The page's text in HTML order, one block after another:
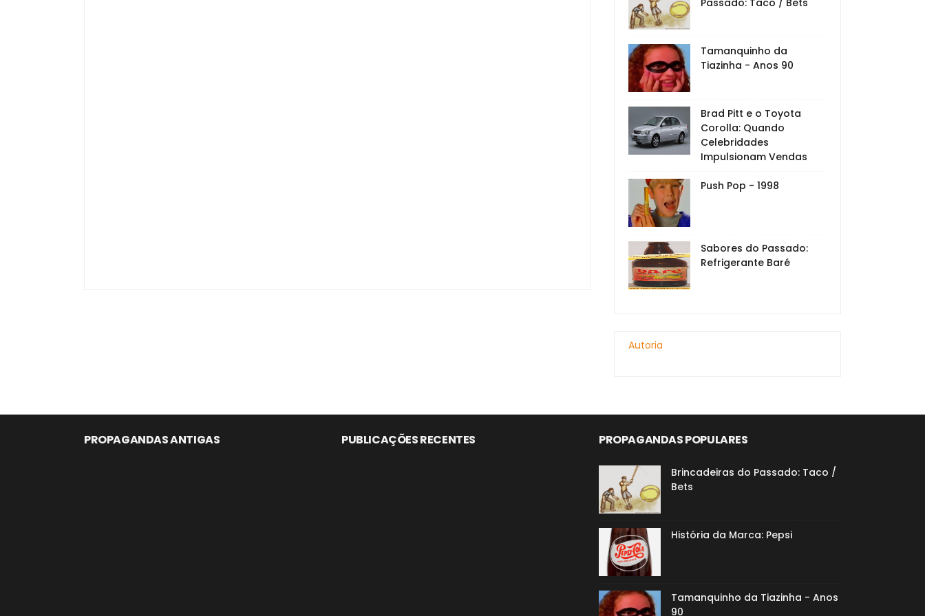
Passado: Taco / Bets
Tamanquinho da
Tiazinha - Anos 90
Brad Pitt e o Toyota
Corolla: Quando
Celebridades
Impulsionam Vendas
Push Pop - 1998
Sabores do Passado:
Refrigerante Baré
Autoria
PROPAGANDAS ANTIGAS PUBLICAÇÕES RECENTES PROPAGANDAS POPULARES
Brincadeiras do Passado: Taco /
Bets
História da Marca: Pepsi
Tamanquinho da Tiazinha - Anos
90